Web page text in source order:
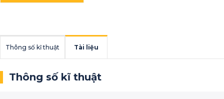
Thông số kĩ thuật Tài liệu
Thông số kĩ thuật